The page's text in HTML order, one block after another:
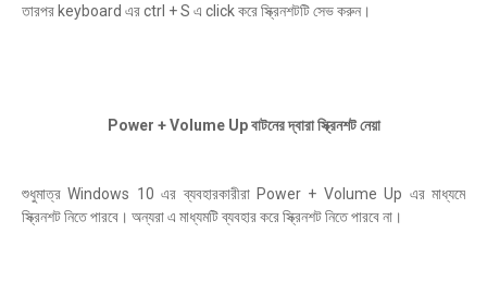
তারপর keyboard এর ctrl + S এ click করে স্ক্রিনশটটি সেভ করুন।
Power + Volume Up বাটনের দ্বারা স্ক্রিনশট নেয়া
শুধুমাত্র Windows 10 এর ব্যবহারকারীরা Power + Volume Up এর মাধ্যমে
স্ক্রিনশট নিতে পারবে। অন্যরা এ মাধ্যমটি ব্যবহার করে স্ক্রিনশট নিতে পারবে না।